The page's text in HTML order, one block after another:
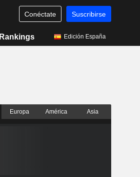
Conéctate Suscribirse
Rankings Edición España
Europa América Asia